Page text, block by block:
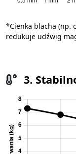
*Cienka blacha (np.
redukuje udźwig
3.